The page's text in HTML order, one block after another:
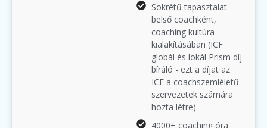
Sokrétű tapasztalat
belső coachként,
coaching kultúra
kialakításában (ICF
globál és lokál Prism díj
bíráló - ezt a díjat az
ICF a coachszemléletű
szervezetek számára
hozta létre)
4000+ coaching óra